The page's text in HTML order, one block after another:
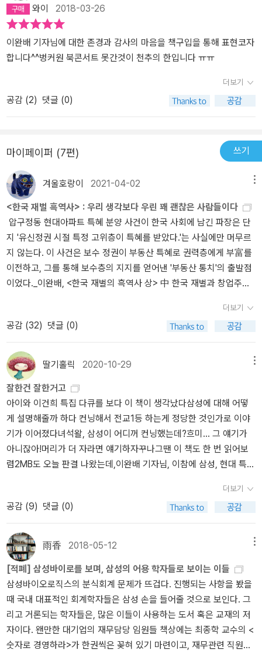
와이 2018-03-26
이완배 기자님에 대한 존경과 감사의 마음을 책구입을 통해 표현코자
합니다^^벙커원 북콘서트 못간것이 천추의 한입니다 ㅠㅠ
더보기
공감 (2) 댓글 (0)
마이페이퍼 (7편) 쓰기
겨울호랑이 2021-04-02
<한국 재벌 흑역사> : 우리 생각보다 우린 꽤 괜찮은 사람들이다
압구정동 현대아파트 특혜 분양 사건이 한국 사회에 남긴 파장은 단
지 '유신정권 시절 특정 고위층이 특혜를 받았다.'는 사실에만 머무르
지 않는다. 이 사건은 보수 정권이 부동산 특혜로 권력층에게 부富를
이전하고, 그를 통해 보수층의 지지를 얻어낸 '부동산 통치'의 출발점
이었다._이완배, <한국 재벌의 흑역사 상> 中 한국 재벌과 창업주에
쟁 이후 어려운 환경에서 창업자들이 민족을 '사랑하는 마음'으로 '혜
안'을 가지고 '통찰력'을 갖고 미래 성장력을 찾아 '성실하게' 기업과
사업을 키웠는가로 요약할 수 있을 것이다. 물론, 이들도 인간인지라
소소한 결함, 문제 - 가족사, 협업, 불법 등 -가 없는 것은 아니지만,
이들이 세운 혁혁한 공(功) 앞에 작은 과(過)일 뿐이다. 대부분의 책
들은 이 공식에 따라 창업자, 기업명, 사업 분야만 바꾸면 한 줄 리뷰
로 요약이 가능하다. 반면, <한국 재벌의 흑역사>는 제목에서 말하듯
'적은 공(功)과 큰 과(過)'를 알기 쉽게 잘 보여준다. 정주영식 경영의
신격화 이면에는 바로 이런 한국의 어두운 현실이 자리를 잡고 있다.
무데뽀 경영 신화의 과실은 대부분 정주영 일가가 차지했고, 그로부
터 생긴 폐해는 대부분 한국 사회가 감당해 왔던 것이다... 한국 경제
건으로 평가받는다. 정부가 나서서 이처럼 대놓고 기업들의 빚을 탕
감해줬는데, 경영자가 바보가 아닌 이상 그 정도 우호적 환경에서 자
본 축적을 못한다는 것은 말이 안 되기 때문이다. 실제로 정주영 역시
사채 동결 조치로 홀가분하게 빚을 털고, 1970년대 현대그룹의 재벌
화에 성공했다._이완배, <한국 재벌의 흑역사 상> 中 거대 기업들이
연환계(連環計)로 묶인 한국만의 독특한 기업 집단인 '재벌'이 한국
경제에 미친 영향은 높고 깊다. 때문에, 이에 대해 단정적으로 말하기
는 어렵지만 한 가지는 분명하게 다가온다. 경제 성장의 주역은 박정
희도, 정주영도, 이병철도 아닌 우리들의 아버지들과 어머니들이라는
사실이다. 왕조(王朝) 중심의 사관(史觀)이 오늘날에도 이어지면서
이분들의 희생과 노력이 드러나지 않지만, 우리 곁에서 우리와 함께
더보기
공감 (32) 댓글 (0)
딸기홀릭 2020-10-29
잘한건 잘한거고
아이와 이건희 특집 다큐를 보다 이 책이 생각났다삼성에 대해 어떻
게 설명해줄까 하다 컨닝해서 전교1등 하는게 정당한 것인가로 이야
기가 이어졌다녀석왈, 삼성이 어디꺼 컨닝했는데?흐미... 그 얘기가
아니잖아!머리가 더 자라면 얘기하자꾸나그땐 이 책도 한 번 읽어보
렴2MB도 오늘 판결 나왔는데,이완배 기자님, 이참에 삼성, 현대 특집
더보기
공감 (9) 댓글 (0)
雨香 2018-05-12
[적폐] 삼성바이로를 보며, 삼성의 어용 학자들로 보이는 이들
삼성바이오로직스의 분식회계 문제가 뜨겁다. 진행되는 사항을 봤을
때 국내 대표적인 회계학자들은 삼성 손을 들어줄 것으로 보인다. 그
리고 거론되는 학자들은, 많은 이들이 사용하는 도서 혹은 교재의 저
자이다. 왠만한 대기업의 재무담당 임원들 책상에는 최종학 교수의 <
숫자로 경영하라>가 한권씩은 꽂혀 있기 마련이고, 재무관련 직원들